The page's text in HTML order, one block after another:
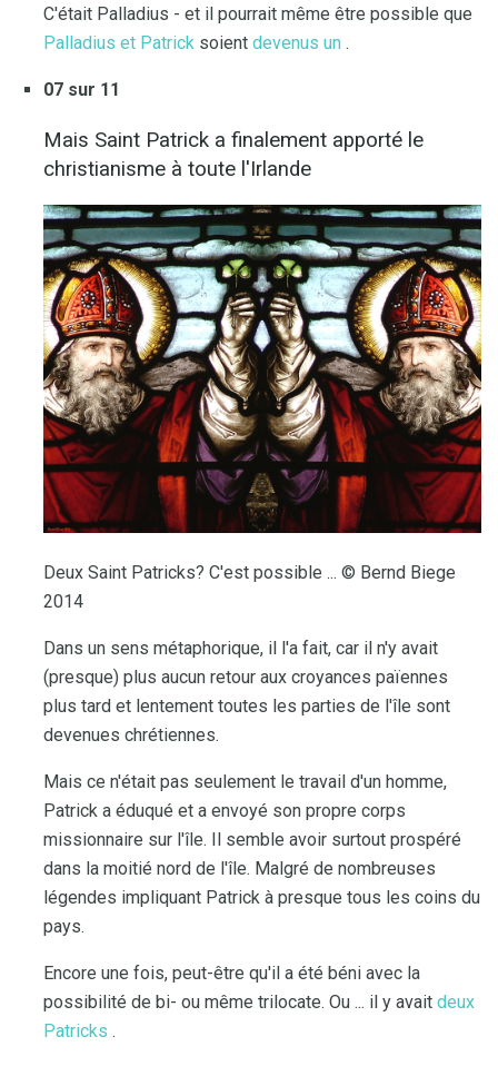
C'était Palladius - et il pourrait même être possible que
Palladius et Patrick soient devenus un .
07 sur 11
Mais Saint Patrick a finalement apporté le
christianisme à toute l'Irlande
Deux Saint Patricks? C'est possible ... © Bernd Biege
2014
Dans un sens métaphorique, il l'a fait, car il n'y avait
(presque) plus aucun retour aux croyances païennes
plus tard et lentement toutes les parties de l'île sont
devenues chrétiennes.
Mais ce n'était pas seulement le travail d'un homme,
Patrick a éduqué et a envoyé son propre corps
missionnaire sur l'île. Il semble avoir surtout prospéré
dans la moitié nord de l'île. Malgré de nombreuses
légendes impliquant Patrick à presque tous les coins du
pays.
Encore une fois, peut-être qu'il a été béni avec la
possibilité de bi- ou même trilocate. Ou ... il y avait deux
Patricks .